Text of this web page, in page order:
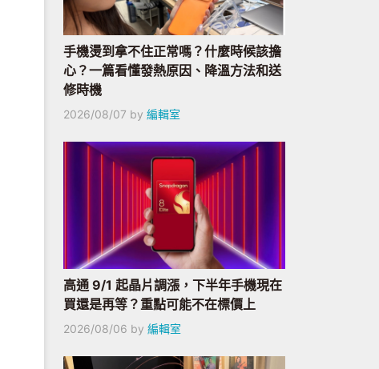
手機燙到拿不住正常嗎？什麼時候該擔
心？一篇看懂發熱原因、降溫方法和送
修時機
2026/08/07 by 編輯室
高通 9/1 起晶片調漲，下半年手機現在
買還是再等？重點可能不在標價上
2026/08/06 by 編輯室